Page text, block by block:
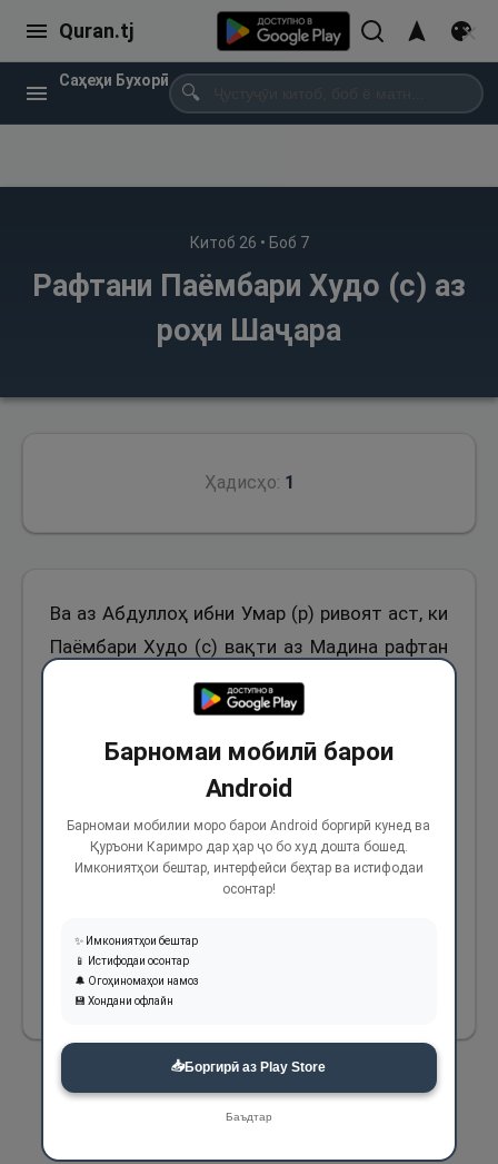
Quran.tj
Саҳеҳи Бухорӣ
🔍
Китоб 26 • Боб 7
Рафтани Паёмбари Худо (с) аз
роҳи Шаҷара
Ҳадисҳо: 1
Ва аз Абдуллоҳ ибни Умар (р) ривоят аст, ки
Паёмбари Худо (с) вақти аз Мадина рафтан
аз роҳи Шаҷара мерафтанд ва ҳангоми
дохил шудан ба Мадина аз роҳи Муъаррас
дохил мегардиданд. Ва Паёмбари Худо (с)
вақте ки аз Мадина ба қасди рафтан ба
Макка хориҷ мешуданд, дар масҷиди
Шаҷара ва вақти бозгаштан ба сӯи Мадина
дар масҷиди Зулҳулайфа дар домани водӣ
мехобиданд.
Барномаи мобилӣ барои
Android
Барномаи мобилии моро барои Android боргирӣ кунед ва
Қуръони Каримро дар ҳар ҷо бо худ дошта бошед.
Имкониятҳои бештар, интерфейси беҳтар ва истифодаи
осонтар!
✨ Имкониятҳои бештар
📱 Истифодаи осонтар
🔔 Огоҳиномаҳои намоз
💾 Хондани офлайн
📥Боргирӣ аз Play Store
Баъдтар